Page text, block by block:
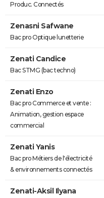
Produc. Connectés
Zenasni Safwane
Bac pro Optique lunetterie
Zenati Candice
Bac STMG (bac techno)
Zenati Enzo
Bac pro Commerce et vente :
Animation, gestion espace
commercial
Zenati Yanis
Bac pro Métiers de l'électricité
& environnements connectés
Zenati-Aksil Ilyana